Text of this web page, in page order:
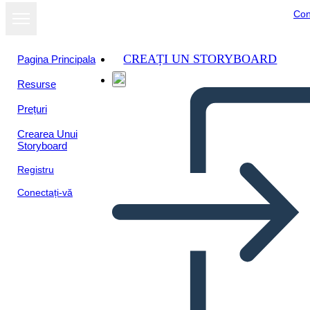
Pagina Principala
Resurse
Prețuri
Crearea Unui
Storyboard
Registru
Conectați-vă
CREAȚI UN STORYBOARD
Vizualizați ca
prezentare de